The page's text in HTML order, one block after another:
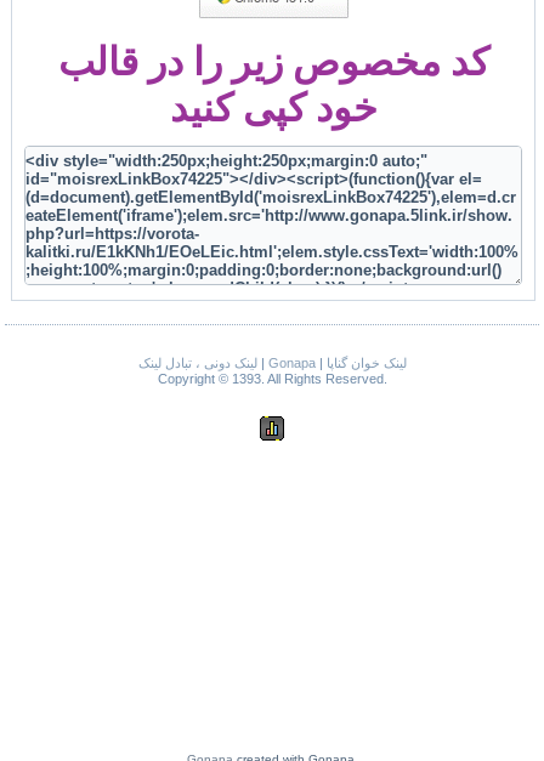
کد مخصوص زیر را در قالب
خود کپی کنید
لینک دونی ، تبادل لینک| Gonapa|
لینک خوان گناپا
Copyright © 1393. All Rights Reserved.